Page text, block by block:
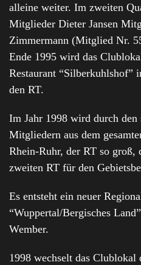
alleine weiter. Im zweiten
Mitglieder Dieter Jansen
Zimmermann (Mitglied Nr.
Ende 1995 wird das
Restaurant “Silberkuhlshof”
den RT.
Im Jahr 1998 wird durch den
Mitgliedern aus dem
Rhein-Ruhr, der RT so groß,
zweiten RT für den
Es entsteht ein neuer
“Wuppertal/Bergisches
Wember.
1998 wechselt das